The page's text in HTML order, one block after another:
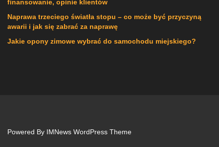
finansowanie, opinie klientów
Naprawa trzeciego światła stopu – co może być przyczyną
awarii i jak się zabrać za naprawę
Jakie opony zimowe wybrać do samochodu miejskiego?
Powered By IMNews WordPress Theme